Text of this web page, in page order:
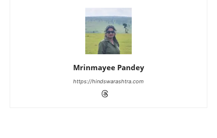
Mrinmayee Pandey
https://hindswarashtra.com